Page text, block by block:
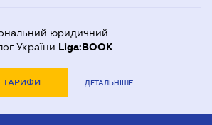
юридичний
України Liga:BOOK
ТАРИФИ ДЕТАЛЬНІШЕ